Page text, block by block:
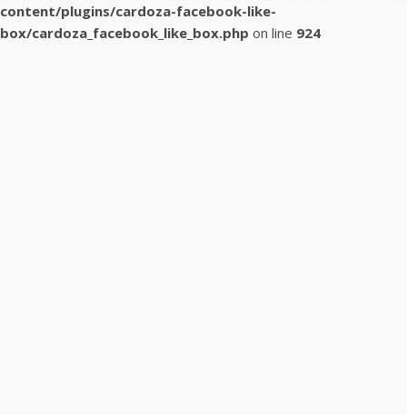
content/plugins/cardoza-facebook-like-
box/cardoza_facebook_like_box.php on line 924